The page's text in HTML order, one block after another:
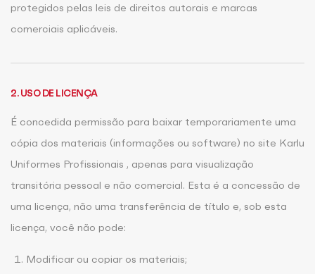
protegidos pelas leis de direitos autorais e marcas
comerciais aplicáveis.
2. USO DE LICENÇA
É concedida permissão para baixar temporariamente uma
cópia dos materiais (informações ou software) no site Karlu
Uniformes Profissionais , apenas para visualização
transitória pessoal e não comercial. Esta é a concessão de
uma licença, não uma transferência de título e, sob esta
licença, você não pode:
Modificar ou copiar os materiais;